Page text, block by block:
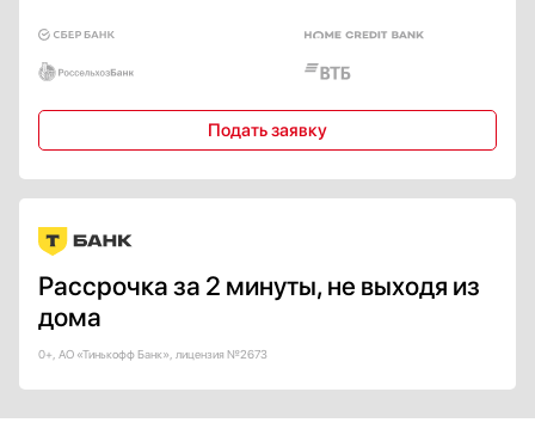
Подать заявку
Рассрочка за 2 минуты, не выходя из
дома
0+, АО «Тинькофф Банк», лицензия №2673